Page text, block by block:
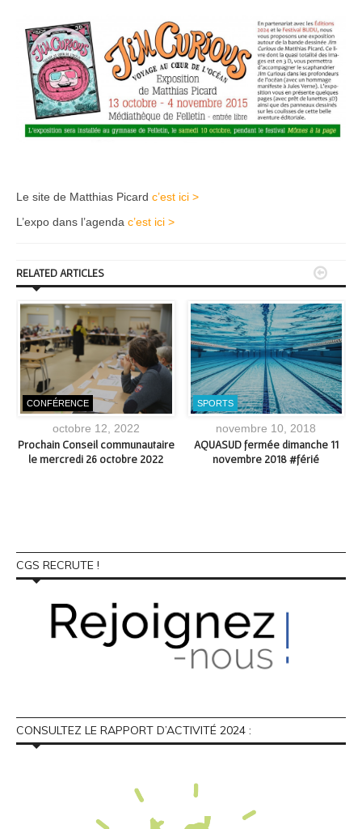
Le site de Matthias Picard c’est ici >
L’expo dans l’agenda c’est ici >
RELATED ARTICLES
CONFÉRENCE
octobre 12, 2022
Prochain Conseil communautaire
le mercredi 26 octobre 2022
SPORTS
novembre 10, 2018
AQUASUD fermée dimanche 11
novembre 2018 #férié

CGS RECRUTE !
CONSULTEZ LE RAPPORT D’ACTIVITÉ 2024 :